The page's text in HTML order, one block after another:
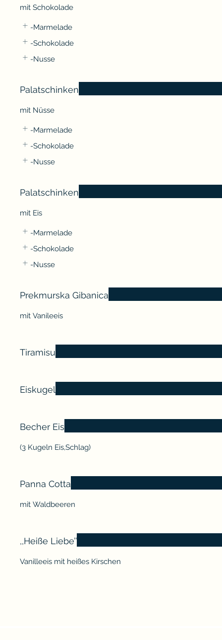
mit Schokolade
-Marmelade
-Schokolade
-Nusse
Palatschinken
mit Nüsse
-Marmelade
-Schokolade
-Nusse
Palatschinken
mit Eis
-Marmelade
-Schokolade
-Nusse
Prekmurska Gibanica
mit Vanileeis
Tiramisu
Eiskugel
Becher Eis
(3 Kugeln Eis,Schlag)
Panna Cotta
mit Waldbeeren
,,Heiße Liebe’’
Vanilleeis mit heißes Kirschen